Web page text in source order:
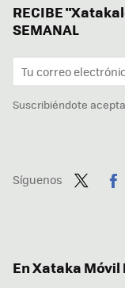
RECIBE
SEMANAL
Suscribiéndote
Síguenos
En Xataka